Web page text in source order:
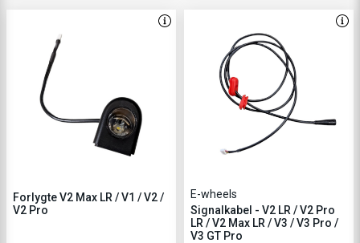
Forlygte V2 Max LR / V1 / V2 /
V2 Pro
E-wheels
Signalkabel - V2 LR / V2 Pro
LR / V2 Max LR / V3 / V3 Pro /
V3 GT Pro